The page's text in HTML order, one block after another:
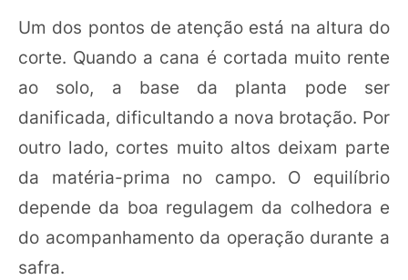
Um dos pontos de atenção está na altura do
corte. Quando a cana é cortada muito rente
ao solo, a base da planta pode ser
danificada, dificultando a nova brotação. Por
outro lado, cortes muito altos deixam parte
da matéria-prima no campo. O equilíbrio
depende da boa regulagem da colhedora e
do acompanhamento da operação durante a
safra.